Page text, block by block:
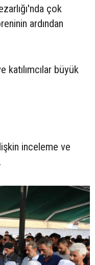
çok
ardından
katılımcılar büyük
inceleme ve